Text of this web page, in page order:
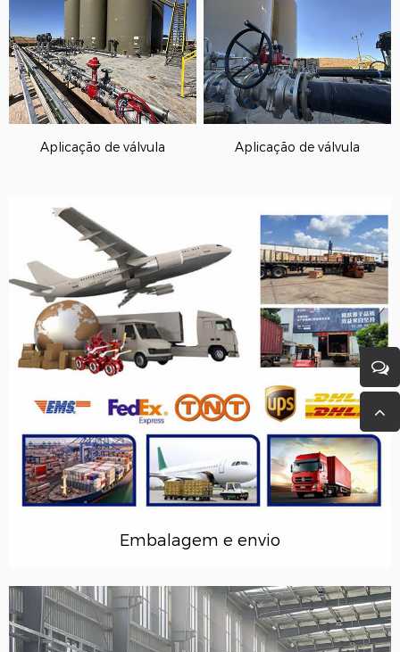
Aplicação de válvula Aplicação de válvula
Embalagem e envio